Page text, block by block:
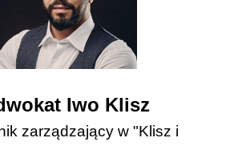
Iwo Klisz
zarządzający w "Klisz i